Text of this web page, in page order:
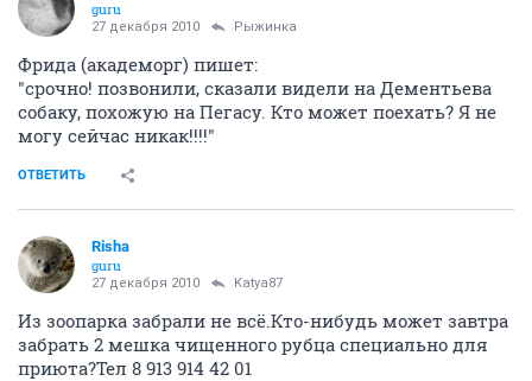
guru
27 декабря 2010 Рыжинка
Фрида (академорг) пишет:
"срочно! позвонили, сказали видели на Дементьева
собаку, похожую на Пегасу. Кто может поехать? Я не
могу сейчас никак!!!!"
ОТВЕТИТЬ
Risha
guru
27 декабря 2010 Katya87
Из зоопарка забрали не всё.Кто-нибудь может завтра
забрать 2 мешка чищенного рубца специально для
приюта?Тел 8 913 914 42 01